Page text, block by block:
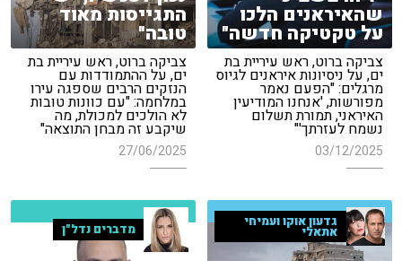
שהאיראנים הלכו
על טקטיקה חדשה"
צביקה ברוט, ראש עיריית בת
ים, על ניסיונות איראנים לגיוס
מרגלים: "הפעם נאמר
מפורשות, 'אנחנו המודיעין
האיראני, תמורת תשלום
נשמח לעזרתך'"
03/12/2025
התגייסות מאוד
טובה"
צביקה ברוט, ראש עיריית בת
ים, על ההתמודדות עם
הנזקים הרבים שספגה עירו
במלחמה: "עם כוונות טובות
לא הולכים למכולת, מה
שיקבע זה מבחן התוצאה"
27/06/2025
גדעון אוקו ועמיחי
אתאלי מדברים נדל"ן